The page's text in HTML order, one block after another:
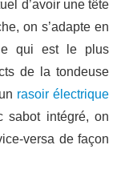
d’avoir une tête
on s’adapte en
qui est le plus
de la tondeuse
rasoir électrique
sabot intégré, on
versa de façon